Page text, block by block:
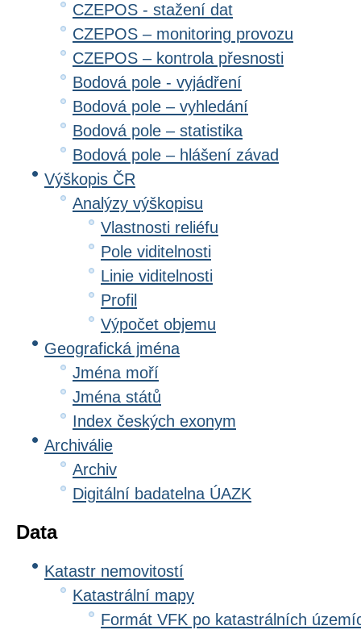
CZEPOS - stažení dat
CZEPOS – monitoring provozu
CZEPOS – kontrola přesnosti
Bodová pole - vyjádření
Bodová pole – vyhledání
Bodová pole – statistika
Bodová pole – hlášení závad
Výškopis ČR
Analýzy výškopisu
Vlastnosti reliéfu
Pole viditelnosti
Linie viditelnosti
Profil
Výpočet objemu
Geografická jména
Jména moří
Jména států
Index českých exonym
Archiválie
Archiv
Digitální badatelna ÚAZK
Data
Katastr nemovitostí
Katastrální mapy
Formát VFK po katastrálních